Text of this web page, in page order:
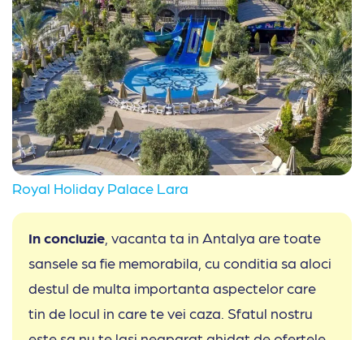
Royal Holiday Palace Lara
In concluzie , vacanta ta in Antalya are toate
sansele sa fie memorabila, cu conditia sa aloci
destul de multa importanta aspectelor care
tin de locul in care te vei caza. Sfatul nostru